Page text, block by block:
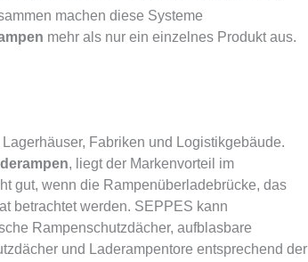
machen diese Systeme
mehr als nur ein einzelnes Produkt aus.
Fabriken und Logistikgebäude.
, liegt der Markenvorteil im
gut, wenn die Rampenüberladebrücke, das
betrachtet werden. SEPPES kann
Rampenschutzdächer, aufblasbare
und Laderampentore entsprechend der